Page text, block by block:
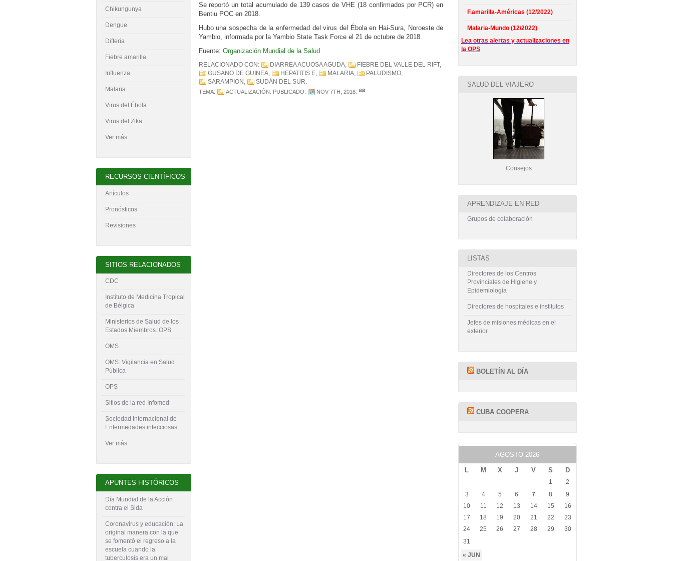
Se reportó un total acumulado de 139 casos de VHE (18 confirmados por PCR) en
Bentiu POC en 2018.
Hubo una sospecha de la enfermedad del virus del Ébola en Hai-Sura, Noroeste de
Yambio, informada por la Yambio State Task Force el 21 de octubre de 2018.
Fuente: Organización Mundial de la Salud
RELACIONADO CON: DIARREA ACUOSA AGUDA, FIEBRE DEL VALLE DEL RIFT,
GUSANO DE GUINEA, HEPATITIS E, MALARIA, PALUDISMO,
SARAMPIÓN , SUDÁN DEL SUR.
TEMA: ACTUALIZACIÓN . PUBLICADO: NOV 7TH, 2018.
Chikungunya
Dengue
Difteria
Fiebre amarilla
Influenza
Malaria
Virus del Ébola
Virus del Zika
Ver más
RECURSOS CIENTÍFICOS
Artículos
Pronósticos
Revisiones
SITIOS RELACIONADOS
CDC
Instituto de Medicina Tropical
de Bélgica
Ministerios de Salud de los
Estados Miembros. OPS
OMS
OMS: Vigilancia en Salud
Pública
OPS
Sitios de la red Infomed
Sociedad Internacional de
Enfermedades infecciosas
Ver más
APUNTES HISTÓRICOS
Día Mundial de la Acción
contra el Sida
Coronavirus y educación: La
original manera con la que
se fomentó el regreso a la
escuela cuando la
tuberculosis era un mal
F.amarilla-Américas (12/2022)
Malaria-Mundo (12/2022)
Lea otras alertas y actualizaciones en
la OPS
SALUD DEL VIAJERO
Consejos
APRENDIZAJE EN RED
Grupos de colaboración
LISTAS
Directores de los Centros
Provinciales de Higiene y
Epidemiología
Directores de hospitales e institutos
Jefes de misiones médicas en el
exterior
BOLETÍN AL DÍA
CUBA COOPERA
AGOSTO 2026
L M X J V S D
« JUN
1
2
3
4 5 6 7 8
9
10
11 12 13 14 15
16
17
18 19 20 21 22
23
24
25 26 27 28 29
30
31